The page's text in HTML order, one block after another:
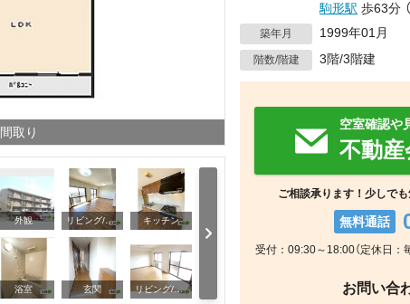
間取り
外観 リビング/ダイニング キッチン
浴室 玄関 リビング/ダイニング キッチン
駒形駅 歩63分 （
築年月 1999年01月
階数/階建 3階/3階建
空室確認や
不動
ご相談承ります！少しで
無料通話
受付：09:30～18:00（定休日
お問い合